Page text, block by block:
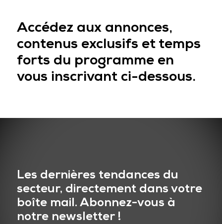
Accédez aux annonces,
contenus exclusifs et temps
forts du programme en
vous inscrivant ci-dessous.
Les dernières tendances du
secteur, directement dans votre
boîte mail. Abonnez-vous à
notre newsletter !